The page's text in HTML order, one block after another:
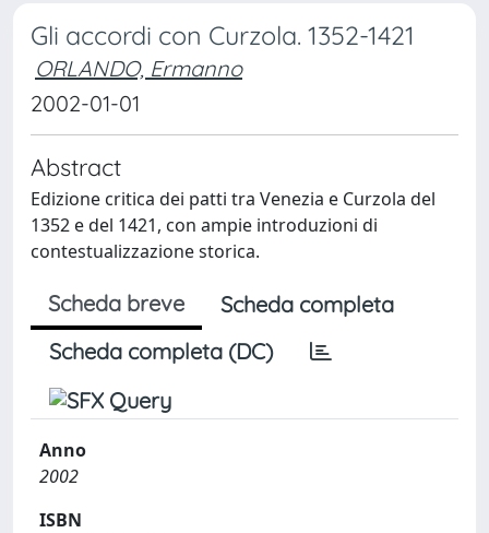
Gli accordi con Curzola. 1352-1421
ORLANDO, Ermanno
2002-01-01
Abstract
Edizione critica dei patti tra Venezia e Curzola del
1352 e del 1421, con ampie introduzioni di
contestualizzazione storica.
Scheda breve
Scheda completa
Scheda completa (DC)
Anno
2002
ISBN